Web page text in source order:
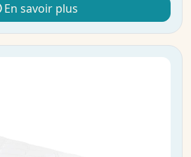
En savoir plus